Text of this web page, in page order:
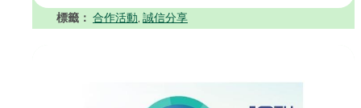
標籤： 合作活動, 誠信分享